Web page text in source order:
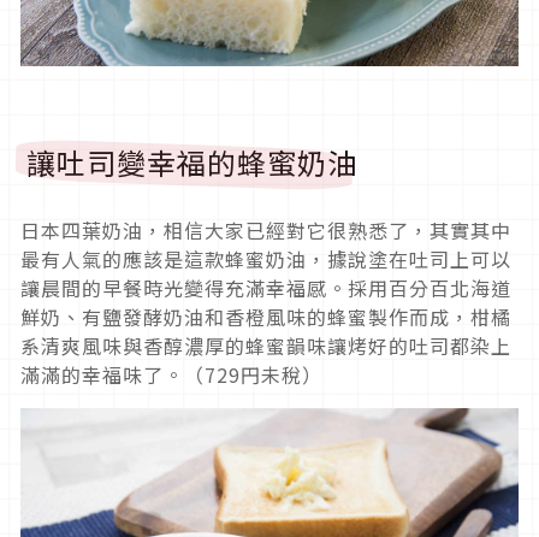
讓吐司變幸福的蜂蜜奶油
日本四葉奶油，相信大家已經對它很熟悉了，其實其中
最有人氣的應該是這款蜂蜜奶油，據說塗在吐司上可以
讓晨間的早餐時光變得充滿幸福感。採用百分百北海道
鮮奶、有鹽發酵奶油和香橙風味的蜂蜜製作而成，柑橘
系清爽風味與香醇濃厚的蜂蜜韻味讓烤好的吐司都染上
滿滿的幸福味了。（729円未稅）